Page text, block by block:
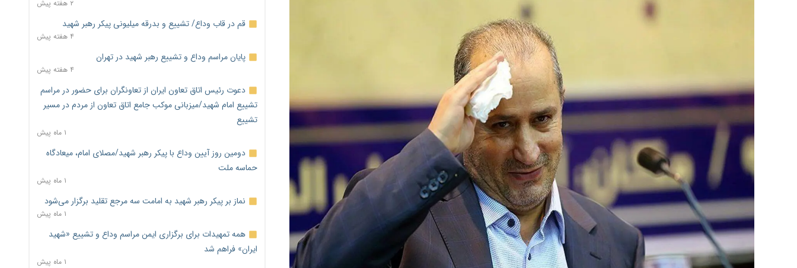
۲ هفته پیش
قم در قاب وداع/ تشییع و بدرقه میلیونی پیکر رهبر شهید
۴ هفته پیش
پایان مراسم وداع و تشییع رهبر شهید در تهران
۴ هفته پیش
دعوت رئیس اتاق تعاون ایران از تعاونگران برای حضور در مراسم
تشییع امام شهید/میزبانی موکب جامع اتاق تعاون از مردم در مسیر
تشییع
۱ ماه پیش
دومین روز آیین وداع با پیکر رهبر شهید/مصلای امام، میعادگاه
حماسه ملت
۱ ماه پیش
نماز بر پیکر رهبر شهید به امامت سه مرجع تقلید برگزار می‌شود
۱ ماه پیش
همه تمهیدات برای برگزاری ایمن مراسم وداع و تشییع «شهید
ایران» فراهم شد
۱ ماه پیش